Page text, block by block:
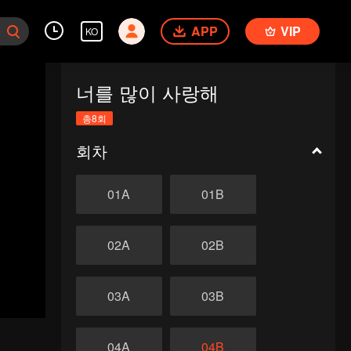
KO APP VIP
너를 많이 사랑해
총8회
회차
01A 01B
02A 02B
03A 03B
04A 04B